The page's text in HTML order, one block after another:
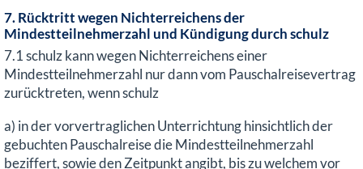
7. Rücktritt wegen Nichterreichens der
Mindestteilnehmerzahl und Kündigung durch schulz
7.1 schulz kann wegen Nichterreichens einer
Mindestteilnehmerzahl nur dann vom Pauschalreisevertrag
zurücktreten, wenn schulz
a) in der vorvertraglichen Unterrichtung hinsichtlich der
gebuchten Pauschalreise die Mindestteilnehmerzahl
beziffert, sowie den Zeitpunkt angibt, bis zu welchem vor